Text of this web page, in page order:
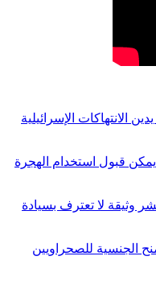
الانتهاكات الإسرائيلية
يمكن قبول استخدام الهجرة
وثيقة لا تعترف بسيادة
الجنسية للصحراويين